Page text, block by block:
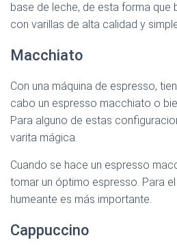
base de leche, de esta forma que
con varillas de alta calidad y
Macchiato
Con una máquina de espresso,
cabo un espresso macchiato o
Para alguno de estas
varita mágica.
Cuando se hace un espresso
tomar un óptimo espresso. Para
humeante es más importante.
Cappuccino